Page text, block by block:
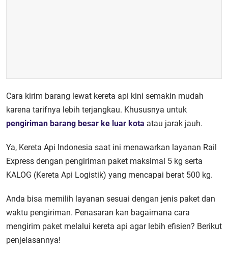
Cara kirim barang lewat kereta api kini semakin mudah
karena tarifnya lebih terjangkau. Khususnya untuk
pengiriman barang besar ke luar kota atau jarak jauh.
Ya, Kereta Api Indonesia saat ini menawarkan layanan Rail
Express dengan pengiriman paket maksimal 5 kg serta
KALOG (Kereta Api Logistik) yang mencapai berat 500 kg.
Anda bisa memilih layanan sesuai dengan jenis paket dan
waktu pengiriman. Penasaran kan bagaimana cara
mengirim paket melalui kereta api agar lebih efisien? Berikut
penjelasannya!